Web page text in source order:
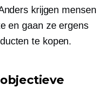
krijgen mensen
en gaan ze ergens
te kopen.